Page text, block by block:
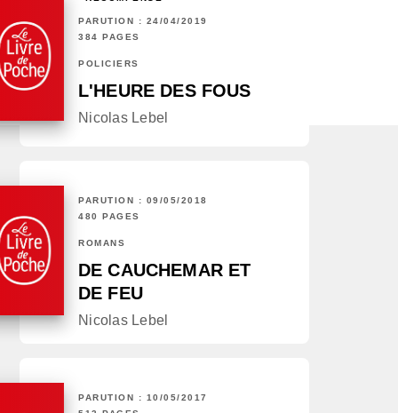
PARUTION : 24/04/2019
384 PAGES
POLICIERS
L'HEURE DES FOUS
Nicolas Lebel
PARUTION : 09/05/2018
480 PAGES
ROMANS
DE CAUCHEMAR ET
DE FEU
Nicolas Lebel
PARUTION : 10/05/2017